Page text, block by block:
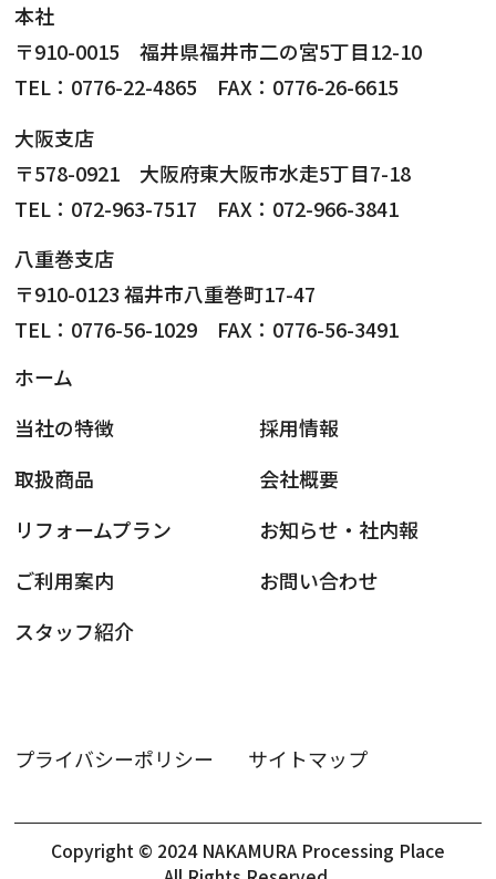
本社
〒910-0015 福井県福井市二の宮5丁目12-10
TEL：0776-22-4865 FAX：0776-26-6615
大阪支店
〒578-0921 大阪府東大阪市水走5丁目7-18
TEL：072-963-7517 FAX：072-966-3841
八重巻支店
〒910-0123 福井市八重巻町17-47
TEL：0776-56-1029 FAX：0776-56-3491
ホーム
当社の特徴
取扱商品
リフォームプラン
ご利用案内
スタッフ紹介
採用情報
会社概要
お知らせ・社内報
お問い合わせ
プライバシーポリシー サイトマップ
Copyright © 2024 NAKAMURA Processing Place